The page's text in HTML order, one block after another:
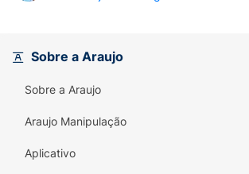
Sobre a Araujo
Sobre a Araujo
Araujo Manipulação
Aplicativo